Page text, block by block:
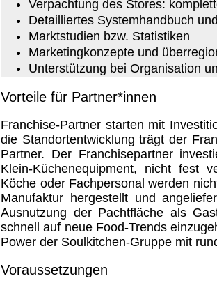
Verpachtung des Stores:
Detailliertes Systemhandbuch
Marktstudien bzw. Statistiken
Marketingkonzepte und
Unterstützung bei Organisation
Vorteile für Partner*innen
Franchise-Partner starten mit
die Standortentwicklung trägt der
Partner. Der Franchisepartner
Klein-Küchenequipment, nicht fest
Köche oder Fachpersonal werden
Manufaktur hergestellt und
Ausnutzung der Pachtfläche als
schnell auf neue Food-Trends
Power der Soulkitchen-Gruppe mit
Voraussetzungen